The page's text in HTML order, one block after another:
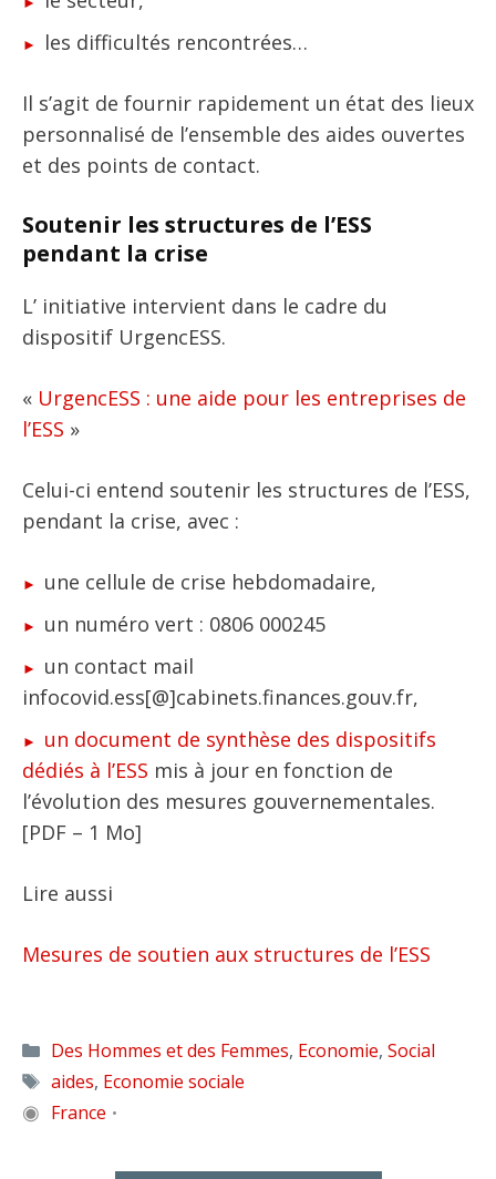
les difficultés rencontrées…
Il s’agit de fournir rapidement un état des lieux
personnalisé de l’ensemble des aides ouvertes
et des points de contact.
Soutenir les structures de l’ESS
pendant la crise
L’ initiative intervient dans le cadre du
dispositif UrgencESS.
« UrgencESS : une aide pour les entreprises de
l’ESS »
Celui-ci entend soutenir les structures de l’ESS,
pendant la crise, avec :
une cellule de crise hebdomadaire,
un numéro vert : 0806 000245
un contact mail
infocovid.ess[@]cabinets.finances.gouv.fr,
un document de synthèse des dispositifs
dédiés à l’ESS mis à jour en fonction de
l’évolution des mesures gouvernementales.
[PDF – 1 Mo]
Lire aussi
Mesures de soutien aux structures de l’ESS
Catégories
Des Hommes et des Femmes, Economie, Social
Étiquettes
aides, Economie sociale
◉ France •